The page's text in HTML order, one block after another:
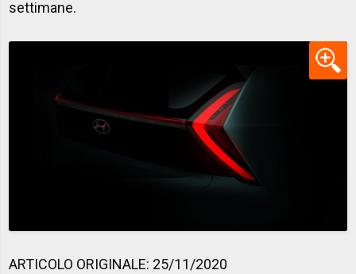
settimane.
ARTICOLO ORIGINALE: 25/11/2020